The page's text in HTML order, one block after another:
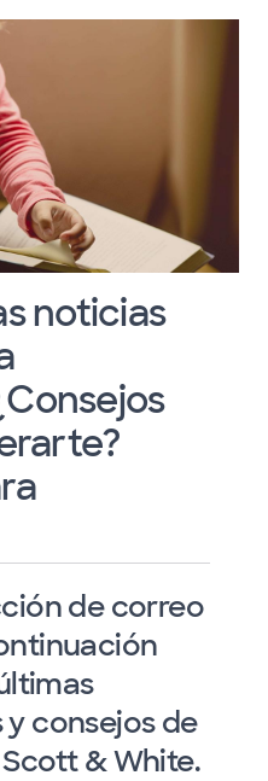
noticias
de correo
consejos de
& White.